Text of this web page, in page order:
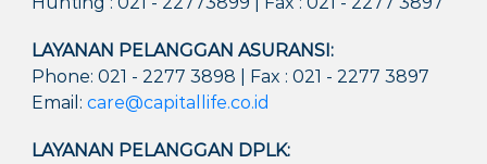
LAYANAN PELANGGAN ASURANSI:
Phone: 021 - 2277 3898 | Fax : 021 - 2277 3897
Email:care@capitallife.co.id
LAYANAN PELANGGAN DPLK: